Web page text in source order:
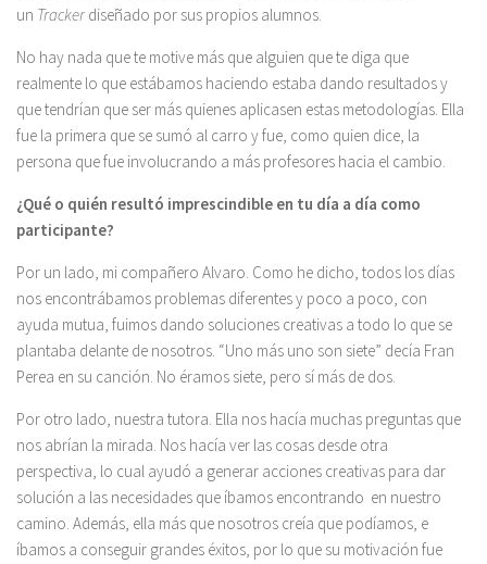
un Tracker diseñado por sus propios alumnos.
No hay nada que te motive más que alguien que te diga que
realmente lo que estábamos haciendo estaba dando resultados y
que tendrían que ser más quienes aplicasen estas metodologías. Ella
fue la primera que se sumó al carro y fue, como quien dice, la
persona que fue involucrando a más profesores hacia el cambio.
¿Qué o quién resultó imprescindible en tu día a día como
participante?
Por un lado, mi compañero Alvaro. Como he dicho, todos los días
nos encontrábamos problemas diferentes y poco a poco, con
ayuda mutua, fuimos dando soluciones creativas a todo lo que se
plantaba delante de nosotros. “Uno más uno son siete” decía Fran
Perea en su canción. No éramos siete, pero sí más de dos.
Por otro lado, nuestra tutora. Ella nos hacía muchas preguntas que
nos abrían la mirada. Nos hacía ver las cosas desde otra
perspectiva, lo cual ayudó a generar acciones creativas para dar
solución a las necesidades que íbamos encontrando en nuestro
camino. Además, ella más que nosotros creía que podíamos, e
íbamos a conseguir grandes éxitos, por lo que su motivación fue